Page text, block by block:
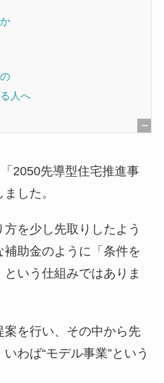
[
表
人へ
2050先導型住宅推進事
した。
を少し先取りしたよう
助金のように「条件を
いう仕組みではありま
を行い、その中から先
わば“モデル事業”という